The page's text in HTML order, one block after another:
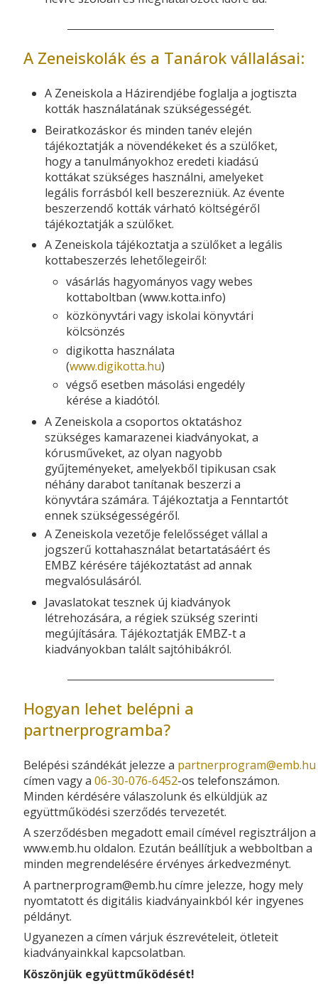
A Zeneiskolák és a Tanárok vállalásai:
A Zeneiskola a Házirendjébe foglalja a jogtiszta
kották használatának szükségességét.
Beiratkozáskor és minden tanév elején
tájékoztatják a növendékeket és a szülőket,
hogy a tanulmányokhoz eredeti kiadású
kottákat szükséges használni, amelyeket
legális forrásból kell beszerezniük. Az évente
beszerzendő kották várható költségéről
tájékoztatják a szülőket.
A Zeneiskola tájékoztatja a szülőket a legális
kottabeszerzés lehetőlegeiről:
vásárlás hagyományos vagy webes
kottaboltban (www.kotta.info)
közkönyvtári vagy iskolai könyvtári
kölcsönzés
digikotta használata
(www.digikotta.hu)
végső esetben másolási engedély
kérése a kiadótól.
A Zeneiskola a csoportos oktatáshoz
szükséges kamarazenei kiadványokat, a
kórusműveket, az olyan nagyobb
gyűjteményeket, amelyekből tipikusan csak
néhány darabot tanítanak beszerzi a
könyvtára számára. Tájékoztatja a Fenntartót
ennek szükségességéről.
A Zeneiskola vezetője felelősséget vállal a
jogszerű kottahasználat betartatásáért és
EMBZ kérésére tájékoztatást ad annak
megvalósulásáról.
Javaslatokat tesznek új kiadványok
létrehozására, a régiek szükség szerinti
megújítására. Tájékoztatják EMBZ-t a
kiadványokban talált sajtóhibákról.
Hogyan lehet belépni a
partnerprogramba?
Belépési szándékát jelezze a partnerprogram­@­emb.hu
címen vagy a 06-30-076-6452-os telefonszámon.
Minden kérdésére válaszolunk és elküldjük az
együttműködési szerződés tervezetét.
A szerződésben megadott email címével regisztráljon a
www.emb.hu oldalon. Ezután beállítjuk a webboltban a
minden megrendelésére érvényes árkedvezményt.
A partnerprogram­@­emb.hu címre jelezze, hogy mely
nyomtatott és digitális kiadványainkból kér ingyenes
példányt.
Ugyanezen a címen várjuk észrevételeit, ötleteit
kiadványainkkal kapcsolatban.
Köszönjük együttműködését!